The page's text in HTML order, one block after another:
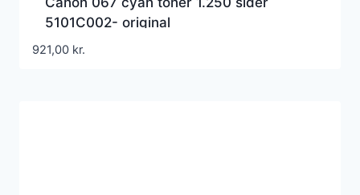
5101C002- original
921,00 kr.